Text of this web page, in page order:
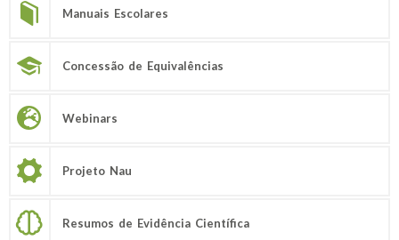
Manuais Escolares
Concessão de Equivalências
Webinars
Projeto Nau
Resumos de Evidência Científica